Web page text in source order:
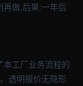
再做,后果:一年后
工厂业务流程的
透明报价无隐形